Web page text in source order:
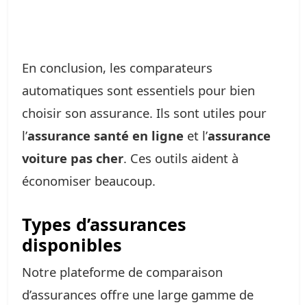
En conclusion, les comparateurs
automatiques sont essentiels pour bien
choisir son assurance. Ils sont utiles pour
l’assurance santé en ligne et l’assurance
voiture pas cher. Ces outils aident à
économiser beaucoup.
Types d’assurances
disponibles
Notre plateforme de comparaison
d’assurances offre une large gamme de